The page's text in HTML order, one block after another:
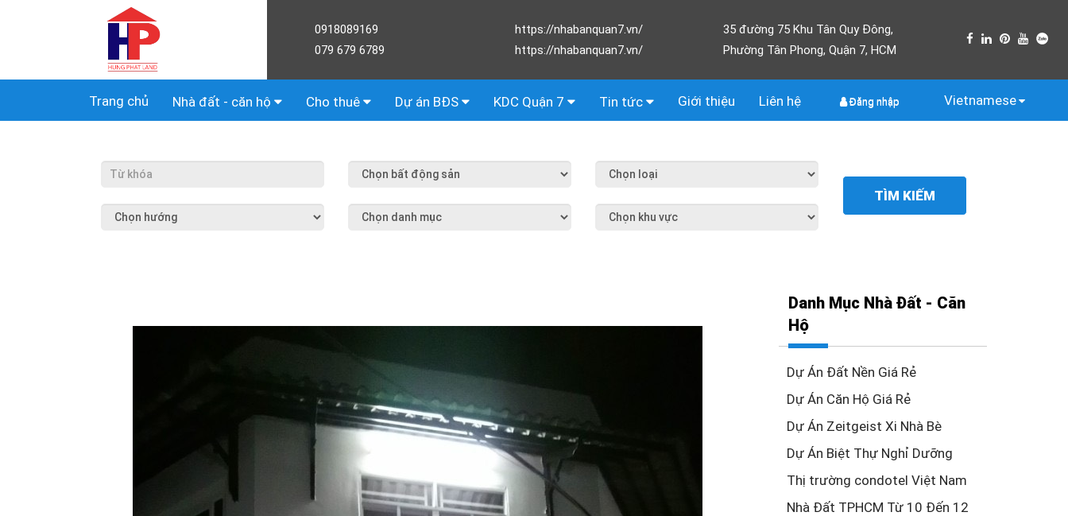
0918089169
079 679 6789
https://nhabanquan7.vn/
https://nhabanquan7.vn/
35 đường 75 Khu Tân Quy Đông,
Phường Tân Phong, Quận 7, HCM
Trang chủ Nhà đất - căn hộ Cho thuê Dự án BĐS KDC Quận 7 Tin tức Giới thiệu Liên hệ Đăng nhập Vietnamese
TÌM KIẾM
Danh Mục Nhà Đất - Căn
Hộ
Dự Án Đất Nền Giá Rẻ
Dự Án Căn Hộ Giá Rẻ
Dự Án Zeitgeist Xi Nhà Bè
Dự Án Biệt Thự Nghỉ Dưỡng
Thị trường condotel Việt Nam
Nhà Đất TPHCM Từ 10 Đến 12